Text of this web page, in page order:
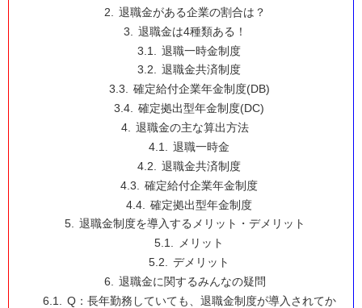
退職金がある企業の割合は？
退職金は4種類ある！
退職一時金制度
退職金共済制度
確定給付企業年金制度(DB)
確定拠出型年金制度(DC)
退職金の主な算出方法
退職一時金
退職金共済制度
確定給付企業年金制度
確定拠出型年金制度
退職金制度を導入するメリット・デメリット
メリット
デメリット
退職金に関するみんなの疑問
Q：長年勤務していても、退職金制度が導入されてか